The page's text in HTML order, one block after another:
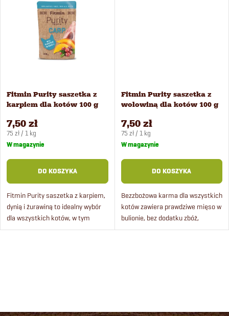
t
ó
w
Fitmin Purity saszetka z
karpiem dla kotów 100 g
7,50 zł
Cena
jednostkowa:
75 zł / 1 kg
W magazynie
DO KOSZYKA
Fitmin Purity saszetka z karpiem,
dynią i żurawiną to idealny wybór
dla wszystkich kotów, w tym
kociąt. Te pyszne 100 g saszetki
Fitmin Purity saszetka z
wołowiną dla kotów 100 g
7,50 zł
Cena
jednostkowa:
75 zł / 1 kg
W magazynie
DO KOSZYKA
Bezzbożowa karma dla wszystkich
kotów zawiera prawdziwe mięso w
bulionie, bez dodatku zbóż,
cukrów, barwników i